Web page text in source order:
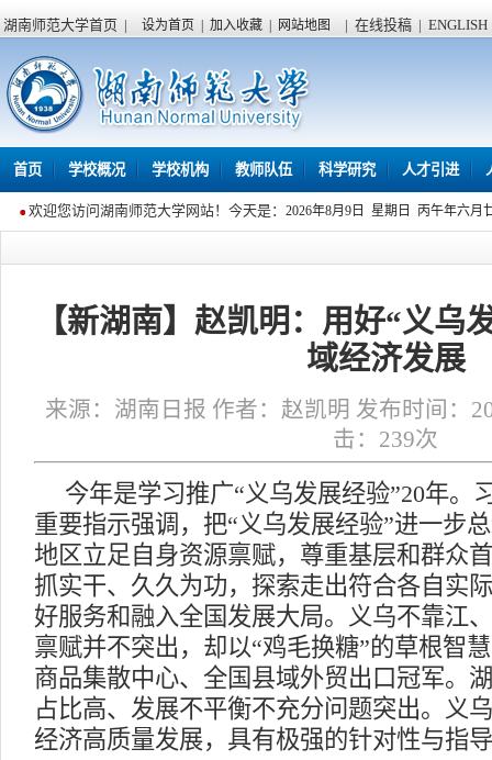
湖南师范大学首页 | 设为首页 加入收藏 网站地图 | 在线投稿 | ENGLISH
首页 学校概况 学校机构 教师队伍 科学研究 人才引进
欢迎您访问湖南师范大学网站！今天是： 2026年8月9日 星期日 丙午年六月
【新湖南】赵凯明：用好“义乌
域经济发展
来源：湖南日报 作者：赵凯明 发布时间：
击： 239次
今年是学习推广“义乌发展经验”20年。
重要指示强调，把“义乌发展经验”进一步
地区立足自身资源禀赋，尊重基层和群众
抓实干、久久为功，探索走出符合各自实
好服务和融入全国发展大局。义乌不靠江
禀赋并不突出，却以“鸡毛换糖”的草根智
商品集散中心、全国县域外贸出口冠军。
占比高、发展不平衡不充分问题突出。义
经济高质量发展，具有极强的针对性与指